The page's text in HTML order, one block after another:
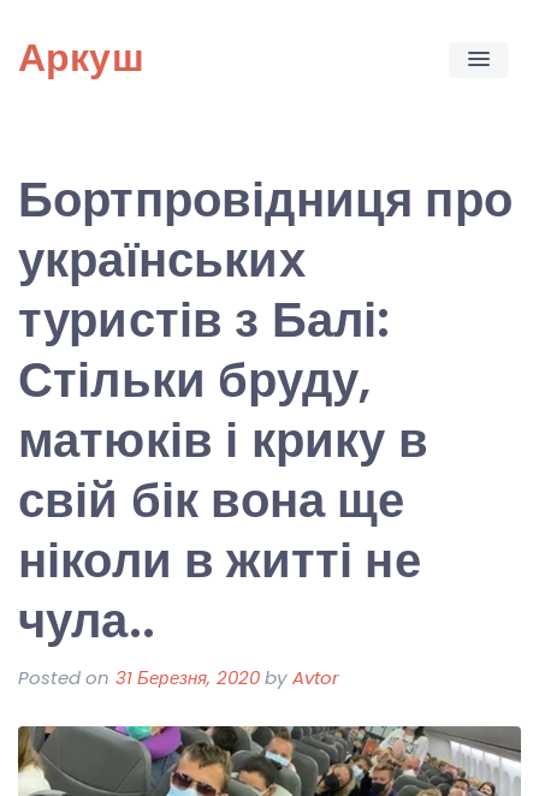
content
Аркуш
Бортпровідниця про
українських
туристів з Балі:
Стільки бруду,
матюків і крику в
свій бік вона ще
ніколи в житті не
чула..
Posted on 31 Березня, 2020byAvtor